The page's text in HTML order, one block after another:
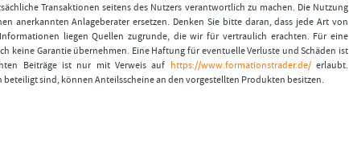
Transaktionen seitens des Nutzers verantwortlich zu machen. Die Nutzung
anerkannten Anlageberater ersetzen. Denken Sie bitte daran, dass jede Art von
liegen Quellen zugrunde, die wir für vertraulich erachten. Für eine
keine Garantie übernehmen. Eine Haftung für eventuelle Verluste und Schäden ist
Beiträge ist nur mit Verweis auf https://www.formationstrader.de/erlaubt.
sind, können Anteilsscheine an den vorgestellten Produkten besitzen.